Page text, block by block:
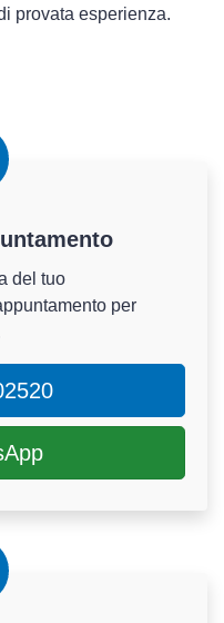
provata esperienza.
del tuo
per